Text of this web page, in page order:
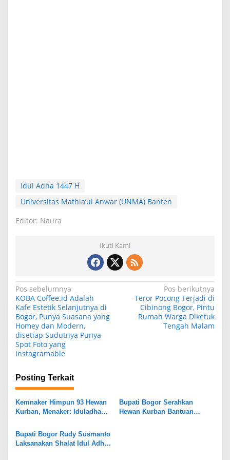
Idul Adha 1447 H
Universitas Mathla’ul Anwar (UNMA) Banten
Editor: Naura
Ikuti Kami
N
a
v
i
g
s
i
p
s
Pos sebelumnya
KOBA Coffee.id Adalah
Kafe Estetik Selanjutnya di
Bogor, Punya Suasana yang
Homey dan Modern,
disetiap Sudutnya Punya
Spot Foto yang
Instagramable
Pos berikutnya
Teror Pocong Terjadi di
Cibinong Bogor, Pintu
Rumah Warga Diketuk
Tengah Malam
Posting Terkait
Kemnaker Himpun 93 Hewan
Kurban, Menaker: Iduladha
Kepedulian dan Kinerja
Bupati Bogor Serahkan
Hewan Kurban Bantuan
Bupati Bogor Rudy Susmanto
Laksanakan Shalat Idul Adha